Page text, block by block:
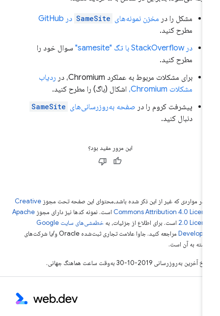
مشکل را در مخزن نمونه‌های SameSite در GitHub
مطرح کنید.
در StackOverflow با تگ "samesite"
سوال خود را
مطرح کنید.
برای مشکلات مربوط به عملکرد Chromium، در
ردیاب
مشکلات Chromium،
اشکال (باگ) را مطرح کنید.
پیشرفت کروم را در صفحه به‌روزرسانی‌های SameSite
دنبال کنید.
این مرور مفید بود؟
در مواردی که غیر از این ذکر شده باشد،‌محتوای این صفحه تحت مجوزCreative
Commons Attribution 4.0است. نمونه کدها نیز دارای مجوزApache
2.0است. برای اطلاع از جزئیات، به
خطمشی‌های سایت Google
مراجعه کنید. جاوا علامت تجاری ثبت‌شده Oracle و/یا شرکت‌های
به آن است.
آخرین به‌روزرسانی 2019-10-30 به‌وقت ساعت هماهنگ جهانی.